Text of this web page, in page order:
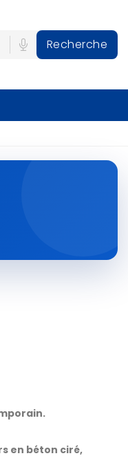
Recherche
en béton ciré,